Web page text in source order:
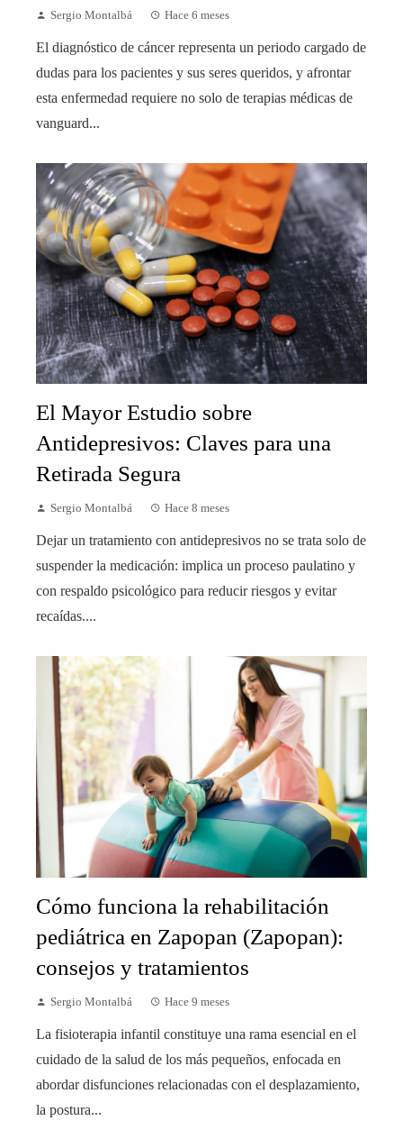
Sergio Montalbá Hace 6 meses
El diagnóstico de cáncer representa un periodo cargado de
dudas para los pacientes y sus seres queridos, y afrontar
esta enfermedad requiere no solo de terapias médicas de
vanguard...
El Mayor Estudio sobre
Antidepresivos: Claves para una
Retirada Segura
Sergio Montalbá Hace 8 meses
Dejar un tratamiento con antidepresivos no se trata solo de
suspender la medicación: implica un proceso paulatino y
con respaldo psicológico para reducir riesgos y evitar
recaídas....
Cómo funciona la rehabilitación
pediátrica en Zapopan (Zapopan):
consejos y tratamientos
Sergio Montalbá Hace 9 meses
La fisioterapia infantil constituye una rama esencial en el
cuidado de la salud de los más pequeños, enfocada en
abordar disfunciones relacionadas con el desplazamiento,
la postura...